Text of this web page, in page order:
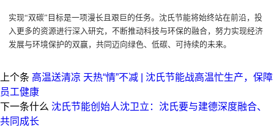
实现“双碳” 目标是一项漫长且艰巨的任务。沈氏节能将始终站在前沿，投
入更多的资源进行深入研究，不断推动科技与环保的融合，努力实现经济
发展与环境保护的双赢，共同迈向绿色、低碳、可持续的未来。
上个条 高温送清凉 天热“情”不减 | 沈氏节能战高温忙生产，保障
员工健康
下一条什么 沈氏节能创始人沈卫立：沈氏要与建德深度融合、
共同成长